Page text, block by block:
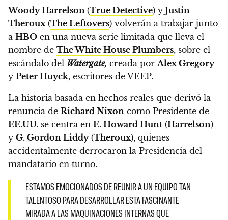
Woody Harrelson (True Detective) y Justin
Theroux (The Leftovers) volverán a trabajar junto
a HBO en una nueva serie limitada que lleva el
nombre de The White House Plumbers, sobre el
escándalo del Watergate, creada por Alex Gregory
y Peter Huyck, escritores de VEEP.
La historia basada en hechos reales que derivó la
renuncia de Richard Nixon como Presidente de
EE.UU. se centra en E. Howard Hunt (Harrelson)
y G. Gordon Liddy(Theroux), quienes
accidentalmente derrocaron la Presidencia del
mandatario en turno.
ESTAMOS EMOCIONADOS DE REUNIR A UN EQUIPO TAN
TALENTOSO PARA DESARROLLAR ESTA FASCINANTE
MIRADA A LAS MAQUINACIONES INTERNAS QUE